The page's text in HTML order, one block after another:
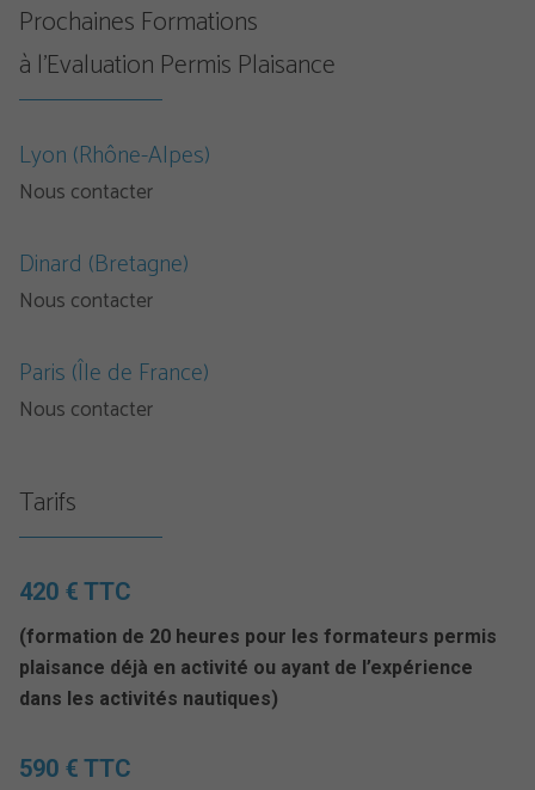
Prochaines Formations
à l’Evaluation Permis Plaisance
Lyon (Rhône-Alpes)
Nous contacter
Dinard (Bretagne)
Nous contacter
Paris (Île de France)
Nous contacter
Tarifs
420 € TTC
(formation de 20 heures pour les formateurs permis
plaisance déjà en activité ou ayant de l’expérience
dans les activités nautiques)
590 € TTC